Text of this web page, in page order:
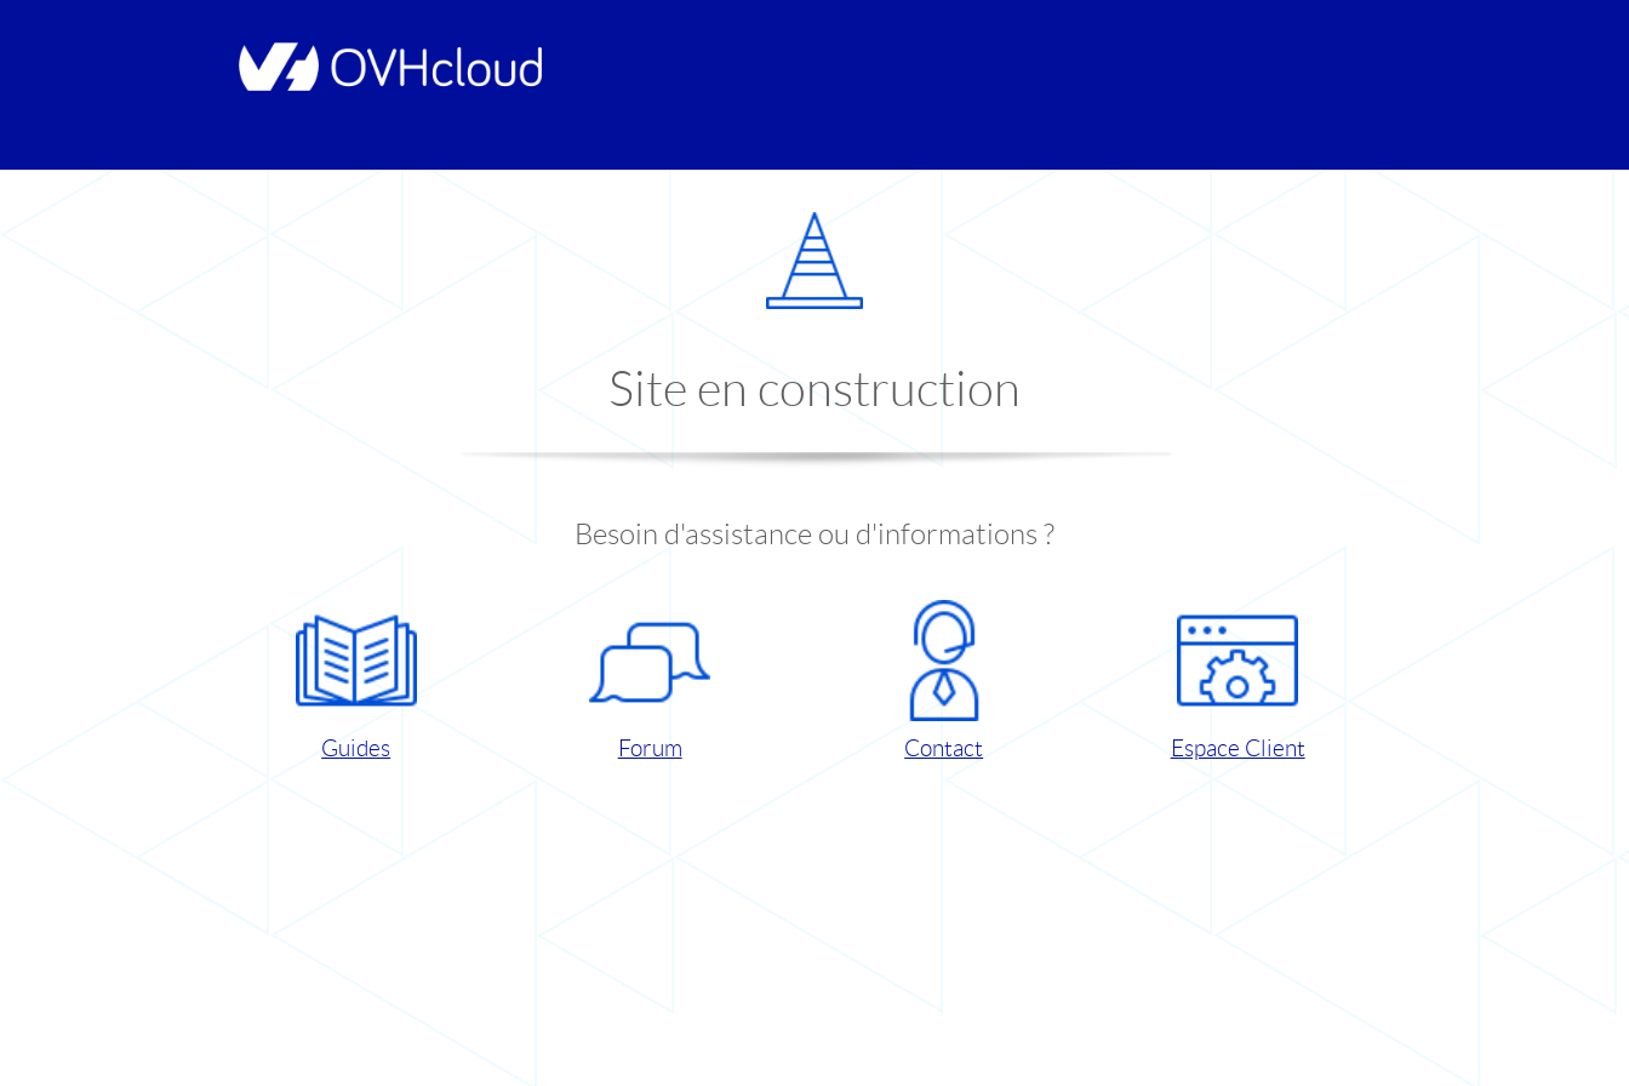
Site en construction
Besoin d'assistance ou d'informations ?
Guides Forum Contact Espace Client